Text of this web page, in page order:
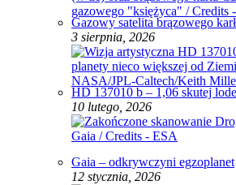
Gazowy satelita brązowego
3 sierpnia, 2026
HD 137010 b – 1,06 skutej
10 lutego, 2026
Gaia – odkrywczyni egzoplanet
12 stycznia, 2026